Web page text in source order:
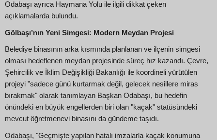
Odabaşı ayrıca Haymana Yolu ile ilgili dikkat çeken
açıklamalarda bulundu.
Gölbaşı’nın Yeni Simgesi: Modern Meydan Projesi
Belediye binasının arka kısmında planlanan ve ilçenin simgesi
olması hedeflenen meydan projesinde süreç hız kazandı. Çevre,
Şehircilik ve İklim Değişikliği Bakanlığı ile koordineli yürütülen
projeyi "sadece günü kurtarmak değil, gelecek nesillere miras
bırakmak" olarak tanımlayan Başkan Odabaşı, bu hedefin
önündeki en büyük engellerden biri olan "kaçak" statüsündeki
mevcut öğretmenevi binasını da gündeme taşıdı.
Odabaşı, "Geçmişte yapılan hatalı imzalarla kaçak konumuna